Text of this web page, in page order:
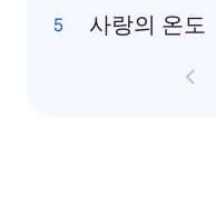
사랑의 온도